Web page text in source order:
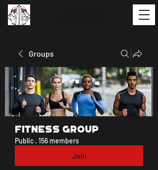
Groups
Fitness Group
Public · 156 members
Join